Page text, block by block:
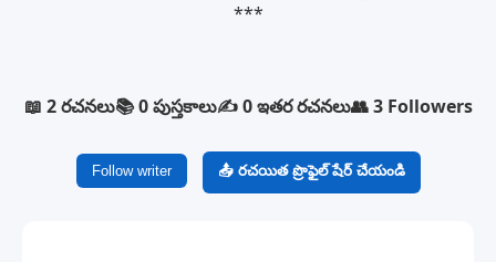
***
📖 2 రచనలు📚 0 పుస్తకాలు✍️ 0 ఇతర రచనలు👥 3 Followers
Follow writer 📤 రచయిత ప్రొఫైల్ షేర్ చేయండి